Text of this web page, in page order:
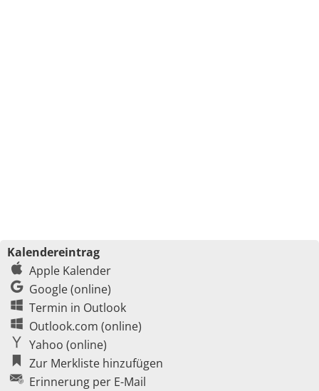
Kalendereintrag
Apple Kalender
Google (online)
Termin in Outlook
Outlook.com (online)
Yahoo (online)
Zur Merkliste hinzufügen
Erinnerung per E-Mail